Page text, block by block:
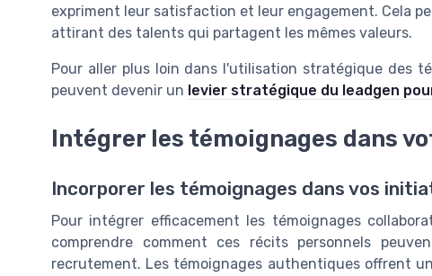
expriment leur satisfaction et leur engagement. Cela
attirant des talents qui partagent les mêmes valeurs.
Pour aller plus loin dans l'utilisation stratégique des
peuvent devenir un levier stratégique du leadgen
Intégrer les témoignages dans
Incorporer les témoignages dans vos
Pour intégrer efficacement les témoignages
comprendre comment ces récits personnels
recrutement. Les témoignages authentiques offrent